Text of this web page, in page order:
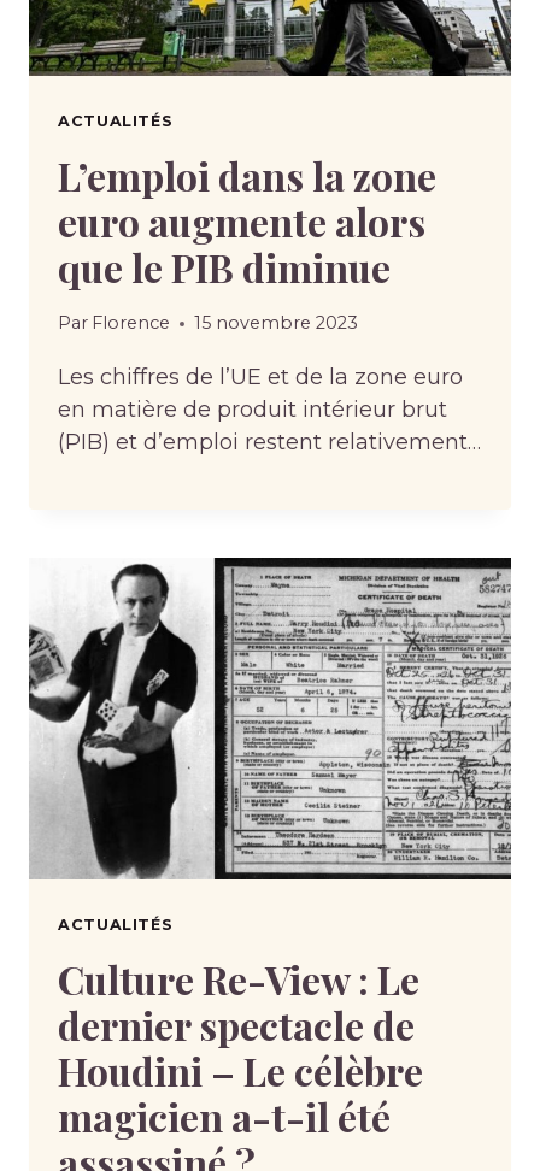
ACTUALITÉS
L’emploi dans la zone
euro augmente alors
que le PIB diminue
Par Florence 15 novembre 2023
Les chiffres de l’UE et de la zone euro
en matière de produit intérieur brut
(PIB) et d’emploi restent relativement…
ACTUALITÉS
Culture Re-View : Le
dernier spectacle de
Houdini – Le célèbre
magicien a-t-il été